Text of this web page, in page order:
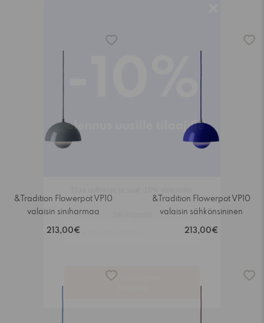
&Tradition Flowerpot VP10
valaisin siniharmaa
213,00€
&Tradition Flowerpot VP10
valaisin sähkönsininen
213,00€